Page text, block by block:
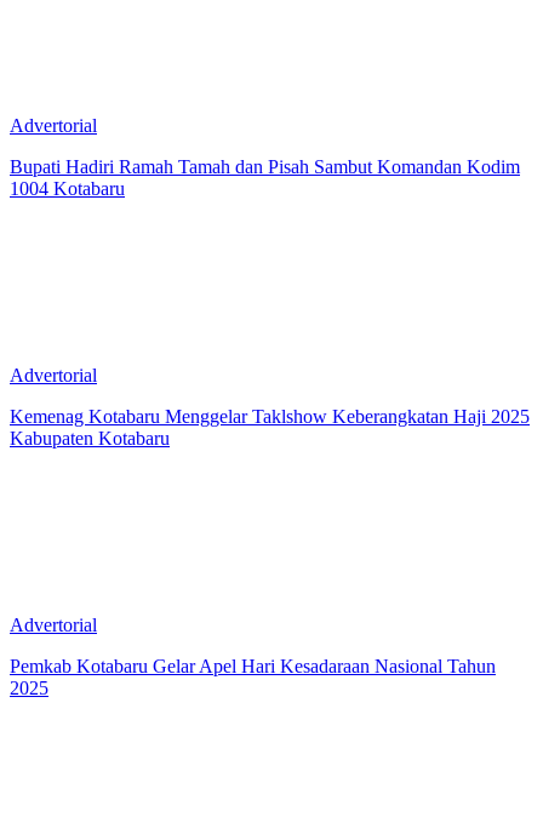
Advertorial
Bupati Hadiri Ramah Tamah dan Pisah Sambut Komandan Kodim
1004 Kotabaru
Advertorial
Kemenag Kotabaru Menggelar Taklshow Keberangkatan Haji 2025
Kabupaten Kotabaru
Advertorial
Pemkab Kotabaru Gelar Apel Hari Kesadaraan Nasional Tahun
2025